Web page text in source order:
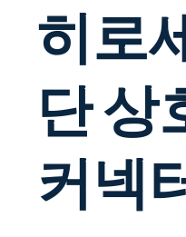
히로
단 상
커넥